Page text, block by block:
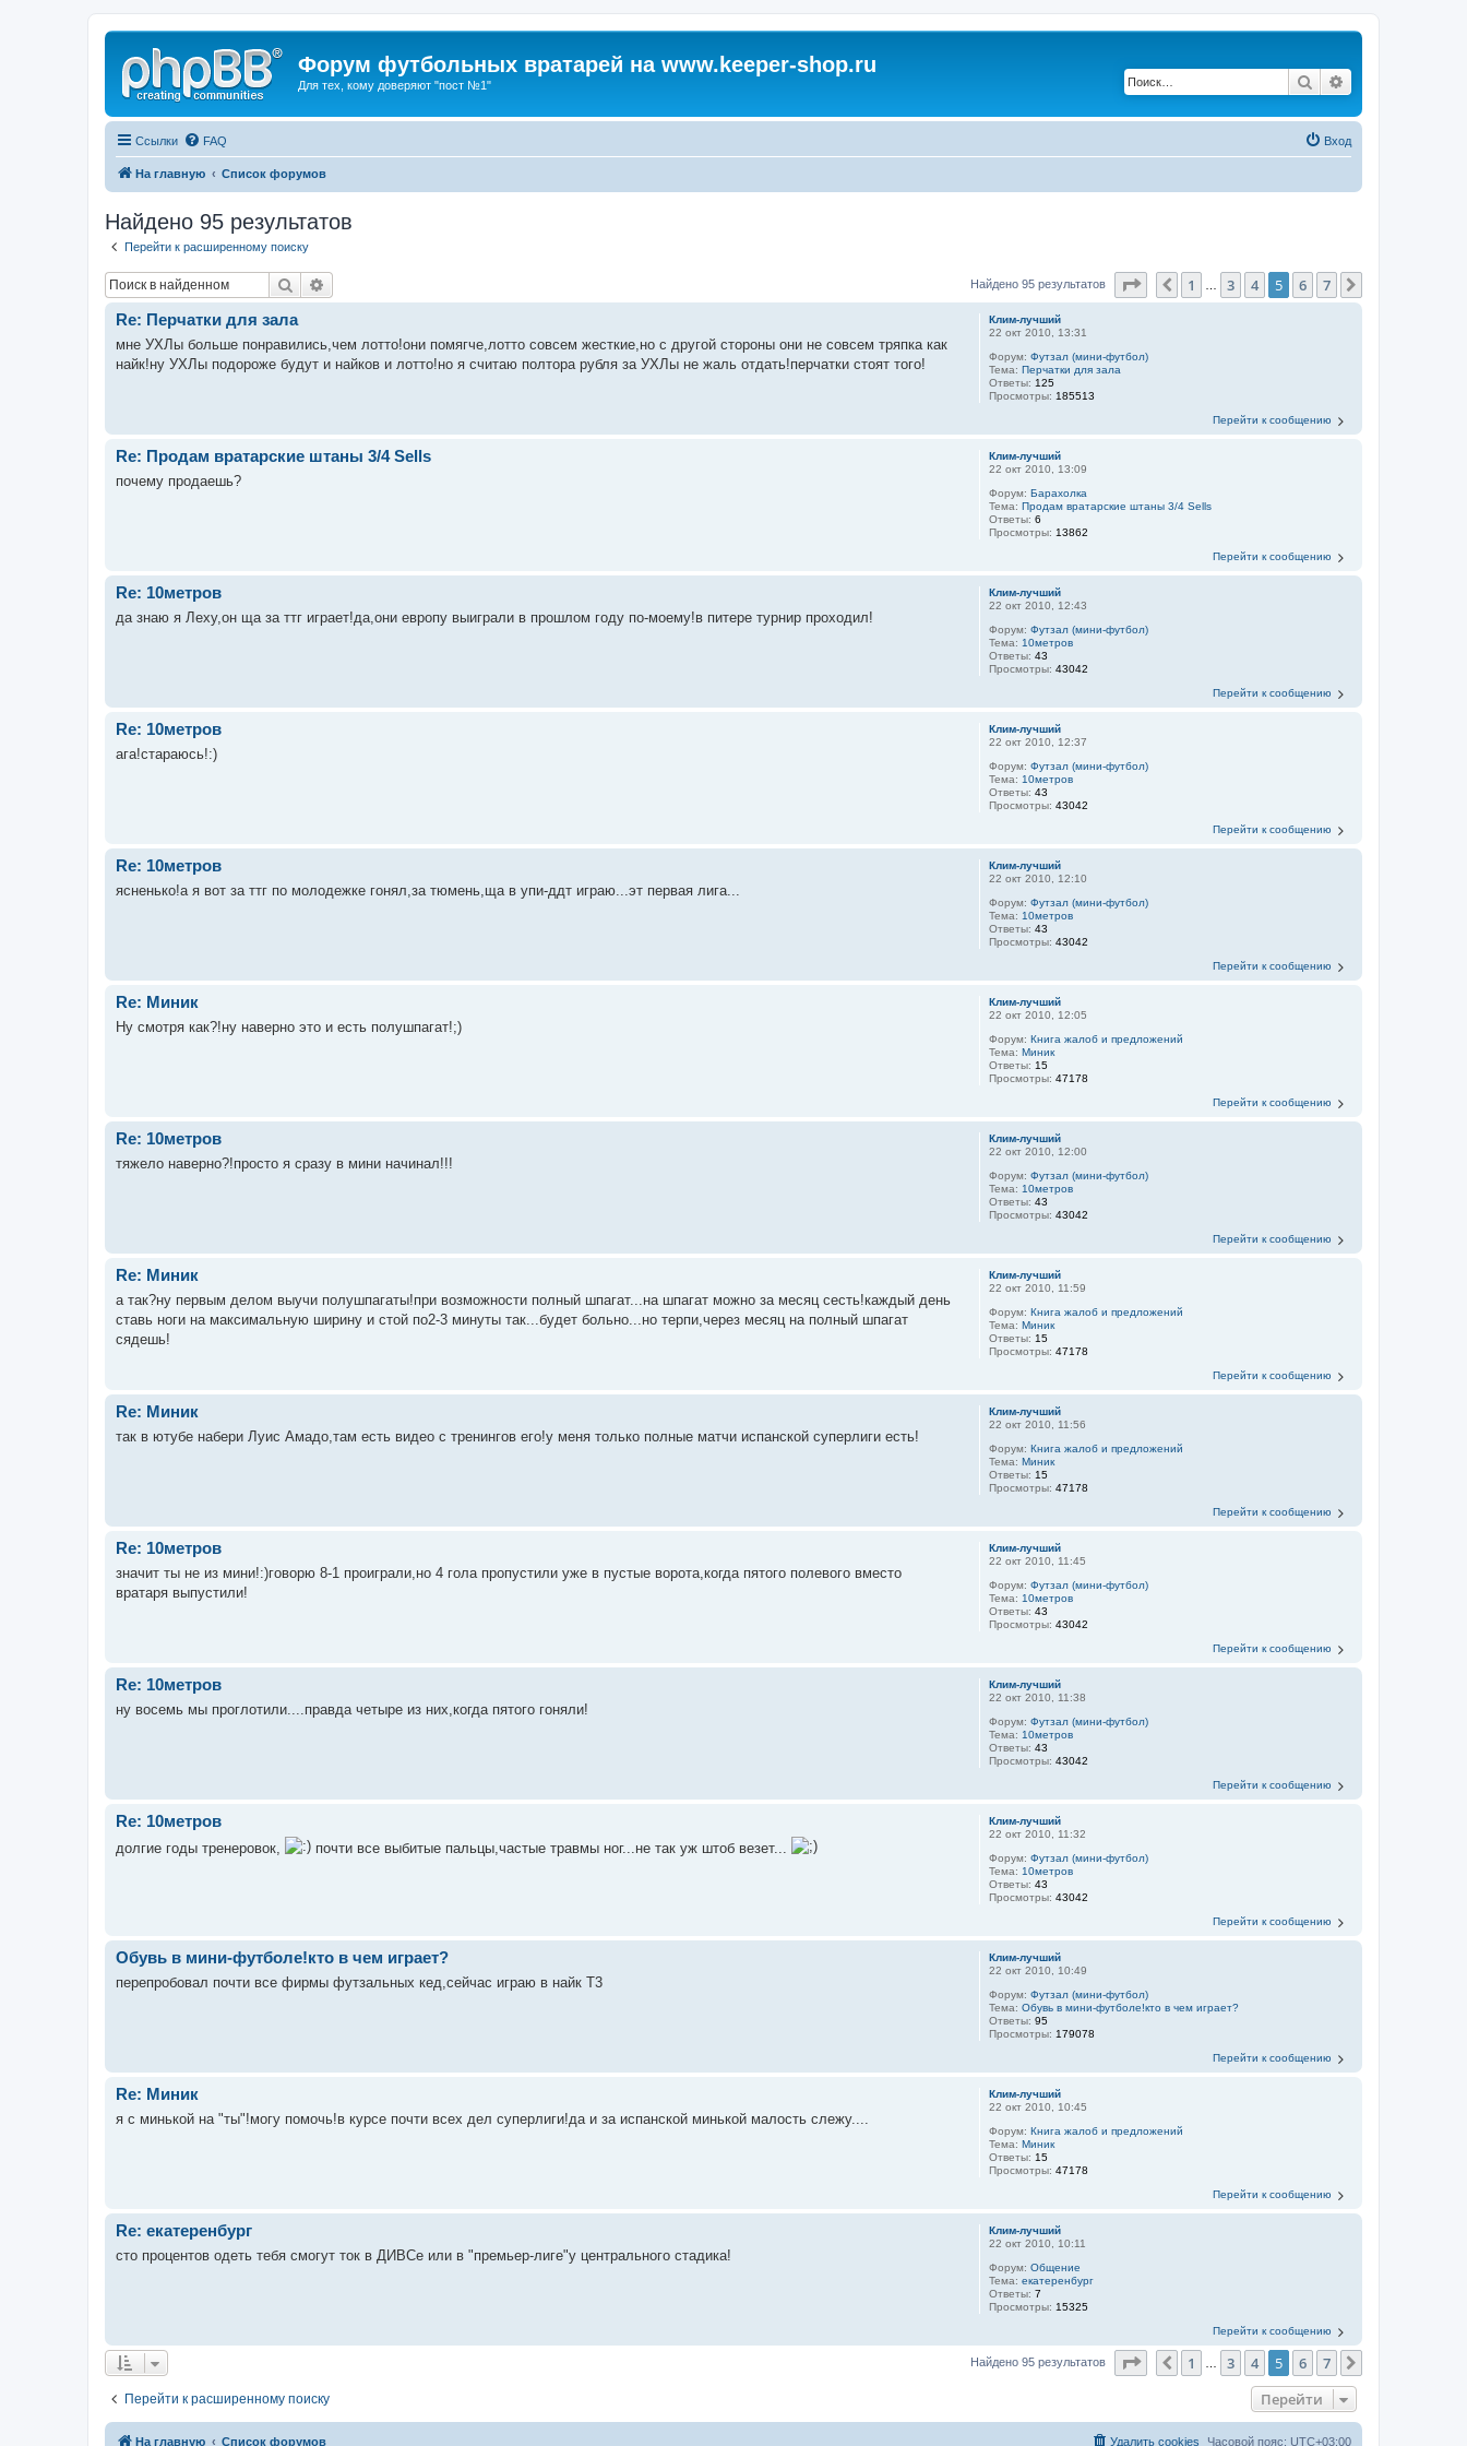
Форум футбольных вратарей на www.keeper-shop.ru
Для тех, кому доверяют "пост №1" Поиск
Ссылки FAQ Вход
На главную Список форумов
Найдено 95 результатов
Перейти к расширенному поиску
Поиск Найдено 95 результатов Страница из 7
Пред.
1 3 4 5 6 7
Клим-лучший
22 окт 2010, 13:31
Форум:Футзал (мини-футбол)
Тема:Перчатки для зала
Ответы: 125
Просмотры: 185513
Re: Перчатки для зала
мне УХЛы больше понравились,чем лотто!они помягче,лотто совсем жесткие,но с другой стороны они не совсем тряпка как
найк!ну УХЛы подороже будут и найков и лотто!но я считаю полтора рубля за УХЛы не жаль отдать!перчатки стоят того!
Перейти к сообщению
Клим-лучший
22 окт 2010, 13:09
Форум:Барахолка
Тема:Продам вратарские штаны 3/4 Sells
Ответы:6
Просмотры: 13862
Re: Продам вратарские штаны 3/4 Sells
почему продаешь?
Перейти к сообщению
Клим-лучший
22 окт 2010, 12:43
Форум:Футзал (мини-футбол)
Тема: 10метров
Ответы:43
Просмотры:43042
Re: 10метров
да знаю я Леху,он ща за ттг играет!да,они европу выиграли в прошлом году по-моему!в питере турнир проходил!
Перейти к сообщению
Клим-лучший
22 окт 2010, 12:37
Форум:Футзал (мини-футбол)
Тема: 10метров
Ответы:43
Просмотры:43042
Re: 10метров
ага!стараюсь!:)
Перейти к сообщению
Клим-лучший
22 окт 2010, 12:10
Форум:Футзал (мини-футбол)
Тема: 10метров
Ответы:43
Просмотры:43042
Re: 10метров
ясненько!а я вот за ттг по молодежке гонял,за тюмень,ща в упи-ддт играю...эт первая лига...
Перейти к сообщению
Клим-лучший
22 окт 2010, 12:05
Форум:Книга жалоб и предложений
Тема:Миник
Ответы: 15
Просмотры:47178
Re: Миник
Ну смотря как?!ну наверно это и есть полушпагат!;)
Перейти к сообщению
Клим-лучший
22 окт 2010, 12:00
Форум:Футзал (мини-футбол)
Тема: 10метров
Ответы:43
Просмотры:43042
Re: 10метров
тяжело наверно?!просто я сразу в мини начинал!!!
Перейти к сообщению
Клим-лучший
22 окт 2010, 11:59
Форум:Книга жалоб и предложений
Тема:Миник
Ответы: 15
Просмотры:47178
Re: Миник
а так?ну первым делом выучи полушпагаты!при возможности полный шпагат...на шпагат можно за месяц сесть!каждый день
ставь ноги на максимальную ширину и стой по2-3 минуты так...будет больно...но терпи,через месяц на полный шпагат
сядешь!
Перейти к сообщению
Клим-лучший
22 окт 2010, 11:56
Форум:Книга жалоб и предложений
Тема:Миник
Ответы: 15
Просмотры:47178
Re: Миник
так в ютубе набери Луис Амадо,там есть видео с тренингов его!у меня только полные матчи испанской суперлиги есть!
Перейти к сообщению
Клим-лучший
22 окт 2010, 11:45
Форум:Футзал (мини-футбол)
Тема: 10метров
Ответы:43
Просмотры:43042
Re: 10метров
значит ты не из мини!:)говорю 8-1 проиграли,но 4 гола пропустили уже в пустые ворота,когда пятого полевого вместо
вратаря выпустили!
Перейти к сообщению
Клим-лучший
22 окт 2010, 11:38
Форум:Футзал (мини-футбол)
Тема: 10метров
Ответы:43
Просмотры:43042
Re: 10метров
ну восемь мы проглотили....правда четыре из них,когда пятого гоняли!
Перейти к сообщению
Клим-лучший
22 окт 2010, 11:32
Форум:Футзал (мини-футбол)
Тема: 10метров
Ответы:43
Просмотры:43042
Re: 10метров
долгие годы тренеровок, почти все выбитые пальцы,частые травмы ног...не так уж штоб везет...
Перейти к сообщению
Клим-лучший
22 окт 2010, 10:49
Форум:Футзал (мини-футбол)
Тема:Обувь в мини-футболе!кто в чем играет?
Ответы:95
Просмотры: 179078
Обувь в мини-футболе!кто в чем играет?
перепробовал почти все фирмы футзальных кед,сейчас играю в найк Т3
Перейти к сообщению
Клим-лучший
22 окт 2010, 10:45
Форум:Книга жалоб и предложений
Тема:Миник
Ответы: 15
Просмотры:47178
Re: Миник
я с минькой на "ты"!могу помочь!в курсе почти всех дел суперлиги!да и за испанской минькой малость слежу....
Перейти к сообщению
Клим-лучший
22 окт 2010, 10:11
Форум:Общение
Тема:екатеренбург
Ответы:7
Просмотры: 15325
Re: екатеренбург
сто процентов одеть тебя смогут ток в ДИВСе или в "премьер-лиге"у центрального стадика!
Перейти к сообщению
Найдено 95 результатов Страница из 7
Пред.
1 3 4 5 6 7
Перейти к расширенному поиску Перейти
На главную Список форумов Часовой пояс: UTC+03:00
Удалить cookies